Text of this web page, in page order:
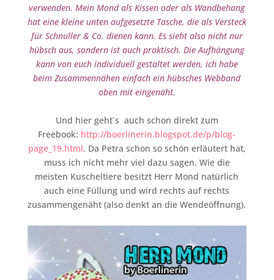
verwenden. Mein Mond als Kissen oder als Wandbehang
hat eine kleine unten aufgesetzte Tasche, die als Versteck
für Schnuller & Co. dienen kann. Es sieht also nicht nur
hübsch aus, sondern ist auch praktisch. Die Aufhängung
kann von euch individuell gestaltet werden, ich habe
beim Zusammennähen einfach ein hübsches Webband
oben mit eingenäht.
Und hier geht´s auch schon direkt zum
Freebook: http://boerlinerin.blogspot.de/p/blog-
page_19.html. Da Petra schon so schön erläutert hat,
muss ich nicht mehr viel dazu sagen. Wie die
meisten Kuscheltiere besitzt Herr Mond natürlich
auch eine Füllung und wird rechts auf rechts
zusammengenäht (also denkt an die Wendeöffnung).